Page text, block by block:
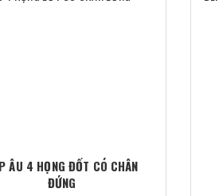
ÂU 4 HỌNG ĐỐT CÓ CHÂN
ĐỨNG